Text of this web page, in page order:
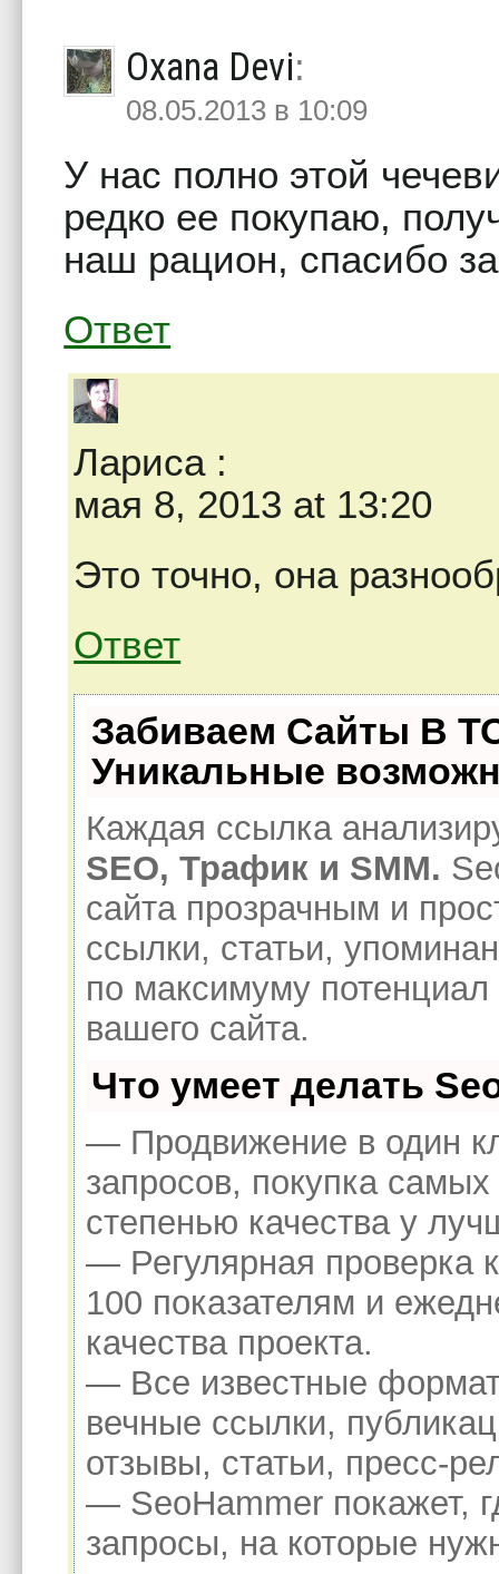
Oxana Devi:
08.05.2013 в 10:09
У нас полно этой
редко ее покупаю,
наш рацион, спасибо
Ответ
Лариса:
мая 8, 2013 at 13:20
Это точно, она
Ответ
Забиваем Сайты В
Уникальные
Каждая ссылка
SEO, Трафик и SMM.
сайта прозрачным и
ссылки, статьи,
по максимуму
вашего сайта.
Что умеет делать
— Продвижение в один
запросов, покупка
степенью качества у
— Регулярная проверка
100 показателям и
качества проекта.
— Все известные
вечные ссылки,
отзывы, статьи, пресс-
— SeoHammer покажет,
запросы, на которые